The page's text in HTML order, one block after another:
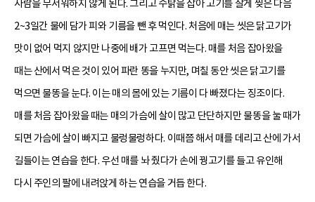
사람을 무서워하지 않게 된다. 그리고 수탉을 잡아 고기를 잘게 찢은 다음
2~3일간 물에 담가 피와 기름을 뺀 후 먹인다. 처음에 매는 씻은 닭고기가
맛이 없어 먹지 않지만 나중에 배가 고프면 먹는다. 매를 처음 잡아왔을
때는 산에서 먹은 것이 있어 파란 똥을 누지만, 며칠 동안 씻은 닭고기를
먹으면 물똥을 눈다. 이는 매의 몸에 있는 기름이 다 빠졌다는 징조이다.
매를 처음 잡아왔을 때는 매의 가슴에 살이 많고 단단하지만 물똥을 눌 때가
되면 가슴에 살이 빠지고 물렁물렁하다. 이때쯤 해서 매를 데리고 산에 가서
길들이는 연습을 한다. 우선 매를 놔 줬다가 손에 꿩고기를 들고 유인해
다시 주인의 팔에 내려앉게 하는 연습을 거듭 한다.